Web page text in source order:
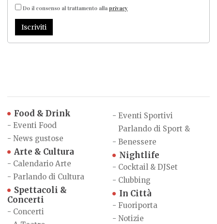
Do il consenso al trattamento alla privacy
Iscriviti
Food & Drink
- Eventi Food
- News gustose
Arte & Cultura
- Calendario Arte
- Parlando di Cultura
Spettacoli &
Concerti
- Concerti
- Eventi Sportivi
-
Parlando di Sport &
Benessere
Nightlife
- Cocktail & DJSet
- Clubbing
In Città
- Fuoriporta
- Notizie